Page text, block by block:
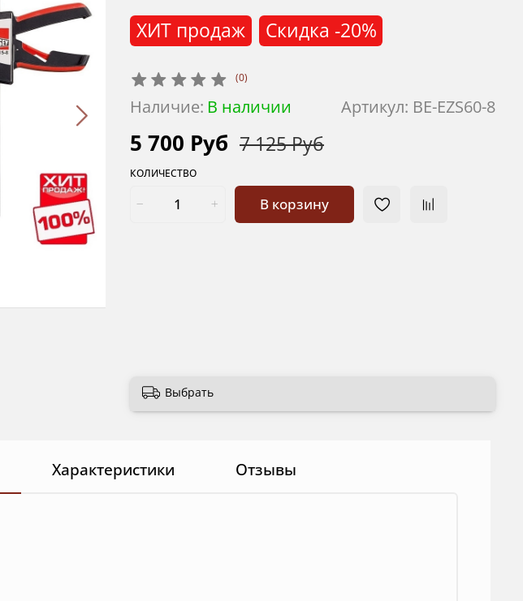
(0)
Артикул: BE-EZS60-8
Наличие: В наличии
ХИТ продаж Скидка -20%
5 700 Руб 7 125 Руб
КОЛИЧЕСТВО
В корзину
Выбрать
Характеристики Отзывы